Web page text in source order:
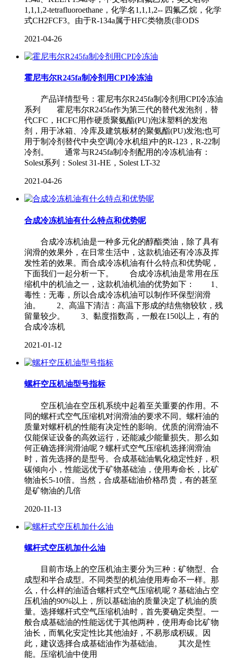
1,1,1,2-tetrafluoroethane，化学名1,1,1,2-- 四氟乙烷，化学
式CH2FCF3。由于R-134a属于HFC类物质(非ODS
2021-04-26
霍尼韦尔R245fa制冷剂用CPI冷冻油
产品详情型号：霍尼韦尔R245fa制冷剂用CPI冷冻油
系列 霍尼韦尔R245fa作为第三代的替代发泡剂，替
代CFC，HCFC用作硬质聚氨酯(PU)泡沫塑料的发泡
剂，用于冰箱、冷库及建筑板材的聚氨酯(PU)发泡;也可
用于制冷剂替代中央空调(冷水机组)中的R-123，R-22制
冷剂。 通常与R245fa制冷剂配用的冷冻机油有：
Solest系列：Solest 31-HE，Solest LT-32
2021-04-26
合成冷冻机油有什么特点和优势呢
合成冷冻机油是一种多元化的醇酯类油，除了具有
润滑的效果外，在日常生活中，这款机油还有冷冻及挥
发性若的效果。而合成冷冻机油有什么特点和优势呢，
下面我们一起分析一下。 合成冷冻机油是常用在压
缩机中的机油之一，这款机油机油的优势如下： 1、
毒性：无毒，所以合成冷冻机油可以制作环保型润滑
油。 2、高温下清洁：高温下形成的结焦物较软，残
留量较少。 3、黏度指数高，一般在150以上，有的
合成冷冻机
2021-01-12
螺杆空压机油型号指标
空压机油在空压机系统中起着至关重要的作用。不
同的螺杆式空气压缩机对润滑油的要求不同。螺杆油的
质量对螺杆机的性能有决定性的影响。优质的润滑油不
仅能保证设备的高效运行，还能减少能量损失。那么如
何正确选择润滑油呢？螺杆式空气压缩机选择润滑油
时，首先选择的是型号。合成基础油氧化稳定性好，积
碳倾向小，性能远优于矿物基础油，使用寿命长，比矿
物油长5-10倍。当然，合成基础油价格昂贵，有的甚至
是矿物油的几倍
2020-11-13
螺杆式空压机加什么油
目前市场上的空压机油主要分为三种：矿物型、合
成型和半合成型。不同类型的机油使用寿命不一样。那
么，什么样的油适合螺杆式空气压缩机呢？基础油占空
压机油的90%以上，所以基础油的质量决定了机油的质
量。选择螺杆式空气压缩机油时，首先要确定类型。一
般合成基础油的性能远优于其他两种，使用寿命比矿物
油长，而氧化安定性比其他油好，不易形成积碳。因
此，建议选择合成基础油作为基础油。 其次是性
能。压缩机油中使用